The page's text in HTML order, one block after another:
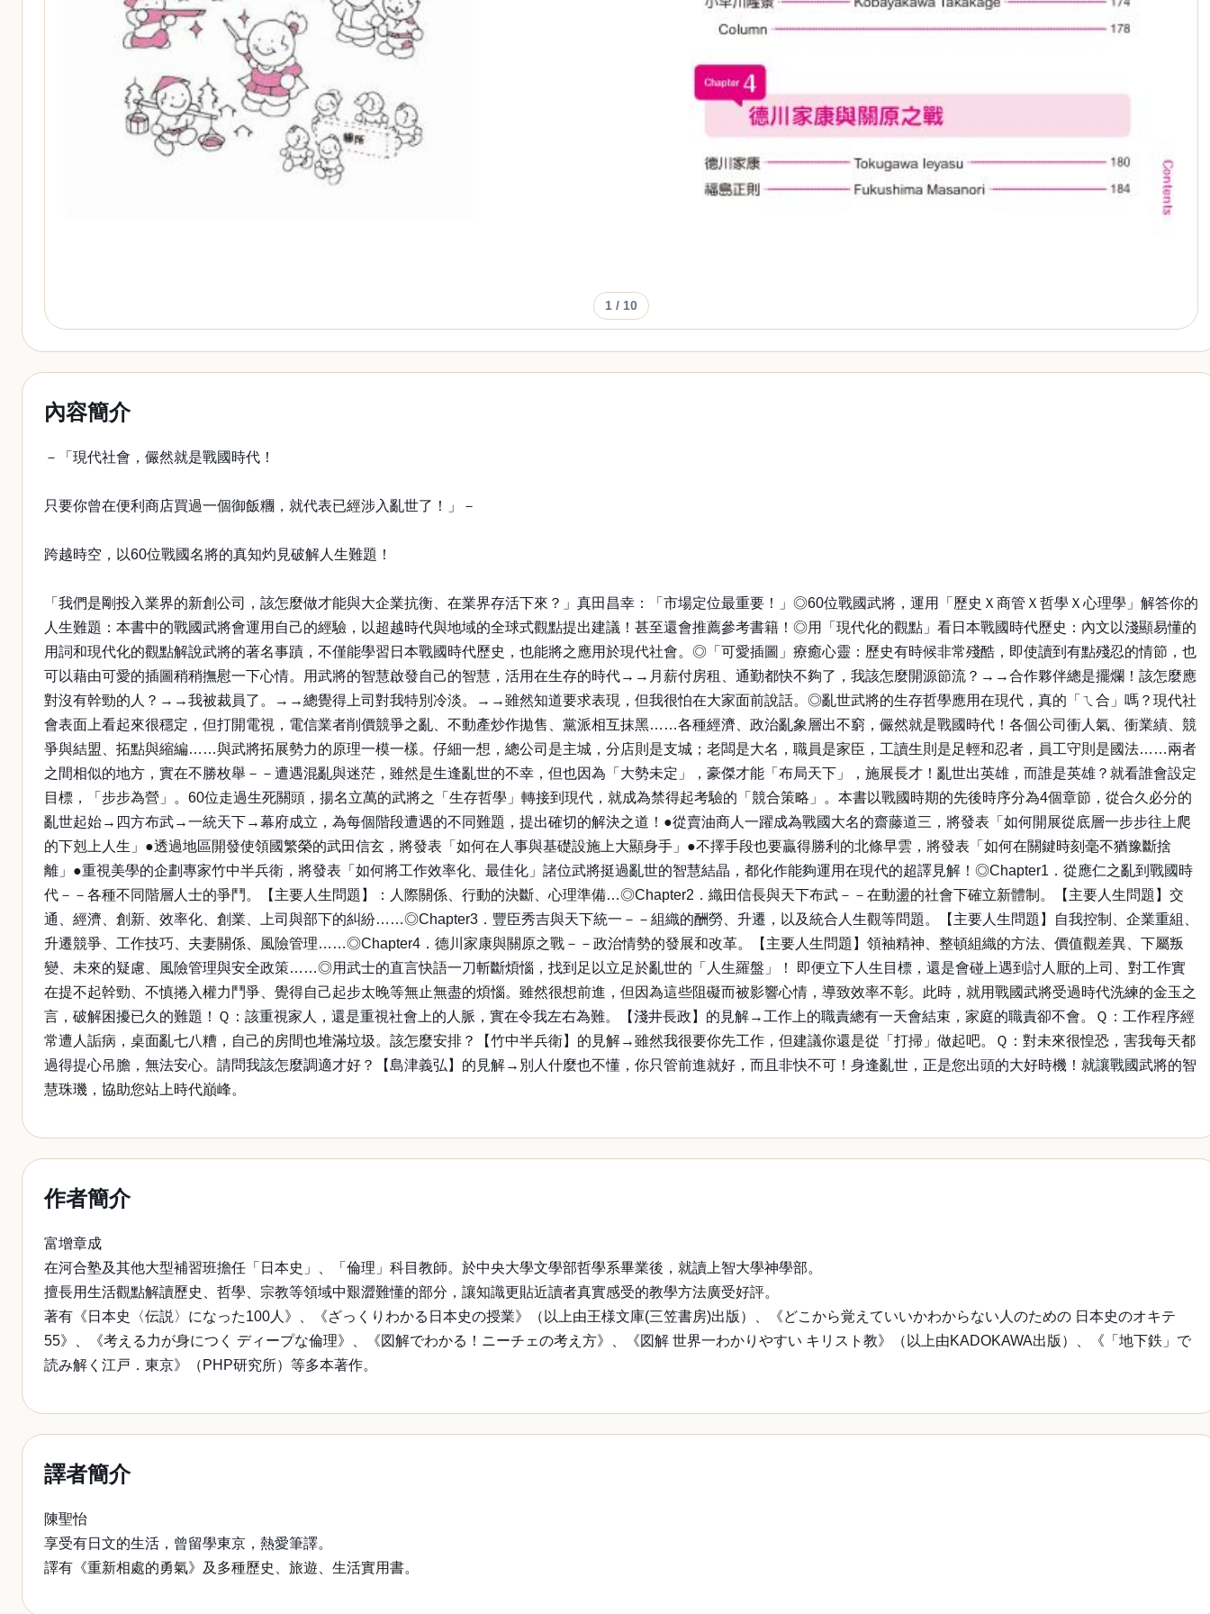
1 / 10
內容簡介
－「現代社會，儼然就是戰國時代！
只要你曾在便利商店買過一個御飯糰，就代表已經涉入亂世了！」－
跨越時空，以60位戰國名將的真知灼見破解人生難題！
「我們是剛投入業界的新創公司，該怎麼做才能與大企業抗衡、在業界存活下來？」真田昌幸：「市場定位最重要！」◎60位戰國武將，運用「歷史Ｘ商管Ｘ哲學Ｘ心理學」解答你的
人生難題：本書中的戰國武將會運用自己的經驗，以超越時代與地域的全球式觀點提出建議！甚至還會推薦參考書籍！◎用「現代化的觀點」看日本戰國時代歷史：內文以淺顯易懂的
用詞和現代化的觀點解說武將的著名事蹟，不僅能學習日本戰國時代歷史，也能將之應用於現代社會。◎「可愛插圖」療癒心靈：歷史有時候非常殘酷，即使讀到有點殘忍的情節，也
可以藉由可愛的插圖稍稍撫慰一下心情。用武將的智慧啟發自己的智慧，活用在生存的時代→→月薪付房租、通勤都快不夠了，我該怎麼開源節流？→→合作夥伴總是擺爛！該怎麼應
對沒有幹勁的人？→→我被裁員了。→→總覺得上司對我特別冷淡。→→雖然知道要求表現，但我很怕在大家面前說話。◎亂世武將的生存哲學應用在現代，真的「ㄟ合」嗎？現代社
會表面上看起來很穩定，但打開電視，電信業者削價競爭之亂、不動產炒作拋售、黨派相互抹黑……各種經濟、政治亂象層出不窮，儼然就是戰國時代！各個公司衝人氣、衝業績、競
爭與結盟、拓點與縮編……與武將拓展勢力的原理一模一樣。仔細一想，總公司是主城，分店則是支城；老闆是大名，職員是家臣，工讀生則是足輕和忍者，員工守則是國法……兩者
之間相似的地方，實在不勝枚舉－－遭遇混亂與迷茫，雖然是生逢亂世的不幸，但也因為「大勢未定」，豪傑才能「布局天下」，施展長才！亂世出英雄，而誰是英雄？就看誰會設定
目標，「步步為營」。60位走過生死關頭，揚名立萬的武將之「生存哲學」轉接到現代，就成為禁得起考驗的「競合策略」。本書以戰國時期的先後時序分為4個章節，從合久必分的
亂世起始→四方布武→一統天下→幕府成立，為每個階段遭遇的不同難題，提出確切的解決之道！●從賣油商人一躍成為戰國大名的齋藤道三，將發表「如何開展從底層一步步往上爬
的下剋上人生」●透過地區開發使領國繁榮的武田信玄，將發表「如何在人事與基礎設施上大顯身手」●不擇手段也要贏得勝利的北條早雲，將發表「如何在關鍵時刻毫不猶豫斷捨
離」●重視美學的企劃專家竹中半兵衛，將發表「如何將工作效率化、最佳化」諸位武將挺過亂世的智慧結晶，都化作能夠運用在現代的超譯見解！◎Chapter1．從應仁之亂到戰國時
代－－各種不同階層人士的爭鬥。【主要人生問題】：人際關係、行動的決斷、心理準備…◎Chapter2．織田信長與天下布武－－在動盪的社會下確立新體制。【主要人生問題】交
通、經濟、創新、效率化、創業、上司與部下的糾紛……◎Chapter3．豐臣秀吉與天下統一－－組織的酬勞、升遷，以及統合人生觀等問題。【主要人生問題】自我控制、企業重組、
升遷競爭、工作技巧、夫妻關係、風險管理……◎Chapter4．德川家康與關原之戰－－政治情勢的發展和改革。【主要人生問題】領袖精神、整頓組織的方法、價值觀差異、下屬叛
變、未來的疑慮、風險管理與安全政策……◎用武士的直言快語一刀斬斷煩惱，找到足以立足於亂世的「人生羅盤」！ 即便立下人生目標，還是會碰上遇到討人厭的上司、對工作實
在提不起幹勁、不慎捲入權力鬥爭、覺得自己起步太晚等無止無盡的煩惱。雖然很想前進，但因為這些阻礙而被影響心情，導致效率不彰。此時，就用戰國武將受過時代洗練的金玉之
言，破解困擾已久的難題！Ｑ：該重視家人，還是重視社會上的人脈，實在令我左右為難。【淺井長政】的見解→工作上的職責總有一天會結束，家庭的職責卻不會。Ｑ：工作程序經
常遭人詬病，桌面亂七八糟，自己的房間也堆滿垃圾。該怎麼安排？【竹中半兵衛】的見解→雖然我很要你先工作，但建議你還是從「打掃」做起吧。Ｑ：對未來很惶恐，害我每天都
過得提心吊膽，無法安心。請問我該怎麼調適才好？【島津義弘】的見解→別人什麼也不懂，你只管前進就好，而且非快不可！身逢亂世，正是您出頭的大好時機！就讓戰國武將的智
慧珠璣，協助您站上時代巔峰。
作者簡介
富增章成
在河合塾及其他大型補習班擔任「日本史」、「倫理」科目教師。於中央大學文學部哲學系畢業後，就讀上智大學神學部。
擅長用生活觀點解讀歷史、哲學、宗教等領域中艱澀難懂的部分，讓知識更貼近讀者真實感受的教學方法廣受好評。
著有《日本史〈伝説〉になった100人》、《ざっくりわかる日本史の授業》（以上由王様文庫(三笠書房)出版）、《どこから覚えていいかわからない人のための 日本史のオキテ
55》、《考える力が身につく ディープな倫理》、《図解でわかる！ニーチェの考え方》、《図解 世界一わかりやすい キリスト教》（以上由KADOKAWA出版）、《「地下鉄」で
読み解く江戸．東京》（PHP研究所）等多本著作。
譯者簡介
陳聖怡
享受有日文的生活，曾留學東京，熱愛筆譯。
譯有《重新相處的勇氣》及多種歷史、旅遊、生活實用書。